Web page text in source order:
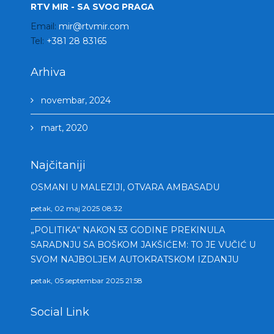
RTV MIR - SA SVOG PRAGA
Email: mir@rtvmir.com
Tel: +381 28 83165
Arhiva
novembar, 2024
mart, 2020
Najčitaniji
OSMANI U MALEZIJI, OTVARA AMBASADU
petak, 02 maj 2025 08:32
„POLITIKA“ NAKON 53 GODINE PREKINULA
SARADNJU SA BOŠKOM JAKŠIĆEM: TO JE VUČIĆ U
SVOM NAJBOLJEM AUTOKRATSKOM IZDANJU
petak, 05 septembar 2025 21:58
Social Link